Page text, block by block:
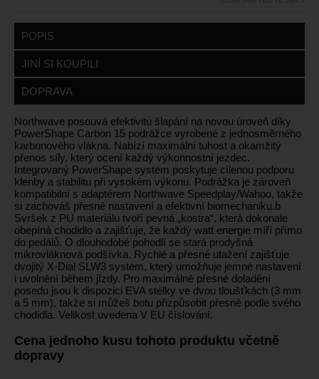
POPIS
JINÍ SI KOUPILI
DOPRAVA
Northwave posouvá efektivitu šlapání na novou úroveň díky
PowerShape Carbon 15 podrážce vyrobené z jednosměrného
karbonového vlákna. Nabízí maximální tuhost a okamžitý
přenos síly, který ocení každý výkonnostní jezdec.
Integrovaný PowerShape systém poskytuje cílenou podporu
klenby a stabilitu při vysokém výkonu. Podrážka je zároveň
kompatibilní s adaptérem Northwave Speedplay/Wahoo, takže
si zachováš přesné nastavení a efektivní biomechaniku.b
Svršek z PU materiálu tvoří pevná „kostra“, která dokonale
obepíná chodidlo a zajišťuje, že každý watt energie míří přímo
do pedálů. O dlouhodobé pohodlí se stará prodyšná
mikrovláknová podšívka. Rychlé a přesné utažení zajišťuje
dvojitý X-Dial SLW3 systém, který umožňuje jemné nastavení
i uvolnění během jízdy. Pro maximálně přesné doladění
posedu jsou k dispozici EVA stélky ve dvou tloušťkách (3 mm
a 5 mm), takže si můžeš botu přizpůsobit přesně podle svého
chodidla. Velikost uvedena V EU číslování.
Cena jednoho kusu tohoto produktu včetně
dopravy